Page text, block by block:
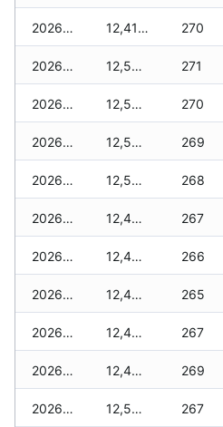
2026-04-29 12,410 zł 270
2026-04-28 12,560 zł 271
2026-04-27 12,540 zł 270
2026-04-26 12,500 zł 269
2026-04-25 12,500 zł 268
2026-04-24 12,490 zł 267
2026-04-23 12,480 zł 266
2026-04-22 12,470 zł 265
2026-04-21 12,470 zł 267
2026-04-20 12,470 zł 269
2026-04-19 12,550 zł 267